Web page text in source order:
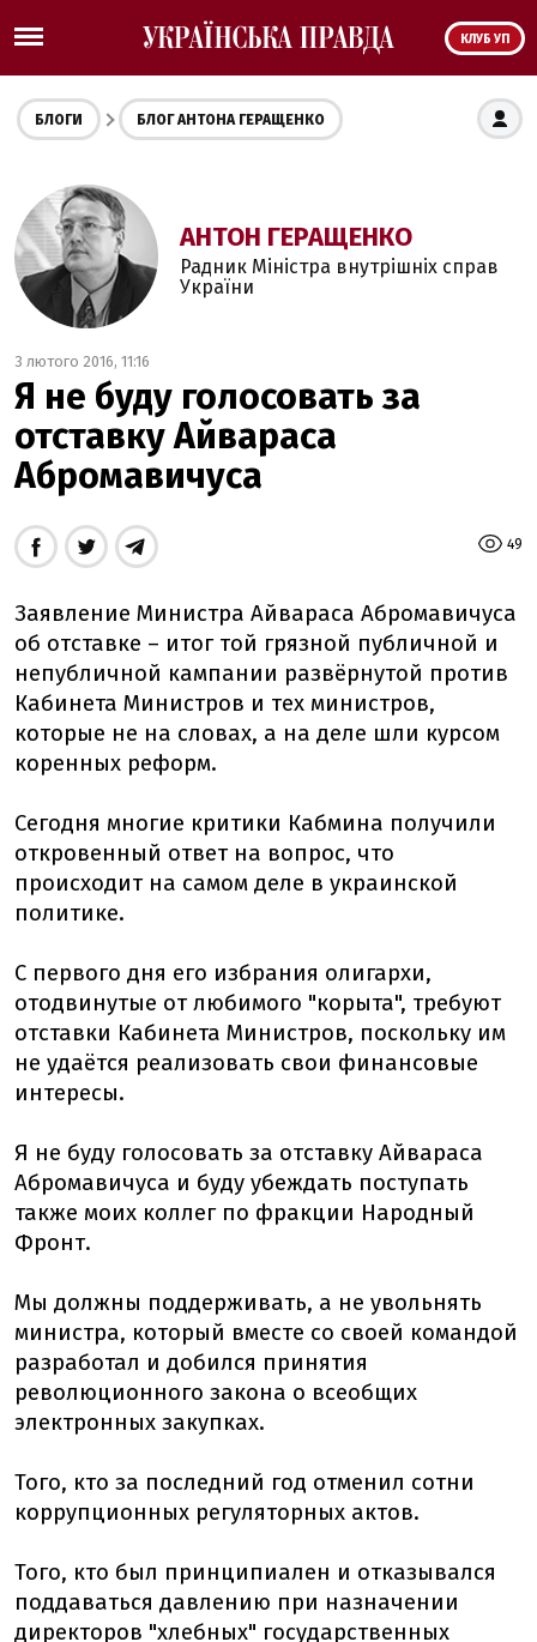
КЛУБ УП
БЛОГИ БЛОГ АНТОНА ГЕРАЩЕНКО
АНТОН ГЕРАЩЕНКО
Радник Міністра внутрішніх справ
України
3 лютого 2016, 11:16
Я не буду голосовать за
отставку Айвараса
Абромавичуса
49
Заявление Министра Айвараса Абромавичуса
об отставке – итог той грязной публичной и
непубличной кампании развёрнутой против
Кабинета Министров и тех министров,
которые не на словах, а на деле шли курсом
коренных реформ.
Сегодня многие критики Кабмина получили
откровенный ответ на вопрос, что
происходит на самом деле в украинской
политике.
С первого дня его избрания олигархи,
отодвинутые от любимого "корыта", требуют
отставки Кабинета Министров, поскольку им
не удаётся реализовать свои финансовые
интересы.
Я не буду голосовать за отставку Айвараса
Абромавичуса и буду убеждать поступать
также моих коллег по фракции Народный
Фронт.
Мы должны поддерживать, а не увольнять
министра, который вместе со своей командой
разработал и добился принятия
революционного закона о всеобщих
электронных закупках.
Того, кто за последний год отменил сотни
коррупционных регуляторных актов.
Того, кто был принципиален и отказывался
поддаваться давлению при назначении
директоров "хлебных" государственных